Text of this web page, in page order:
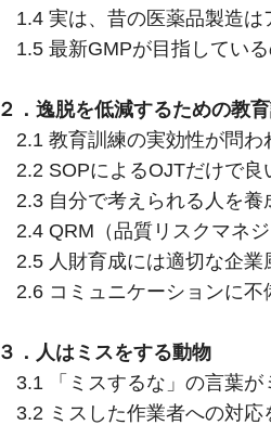
1.4 実は、昔の医薬品製造は
1.5 最新GMPが目指してい
２．逸脱を低減するための教
2.1 教育訓練の実効性が問わ
2.2 SOPによるOJTだけで良
2.3 自分で考えられる人を養
2.4 QRM（品質リスクマネ
2.5 人財育成には適切な企業
2.6 コミュニケーションに不
３．人はミスをする動物
3.1 「ミスするな」の言葉が
3.2 ミスした作業者への対応